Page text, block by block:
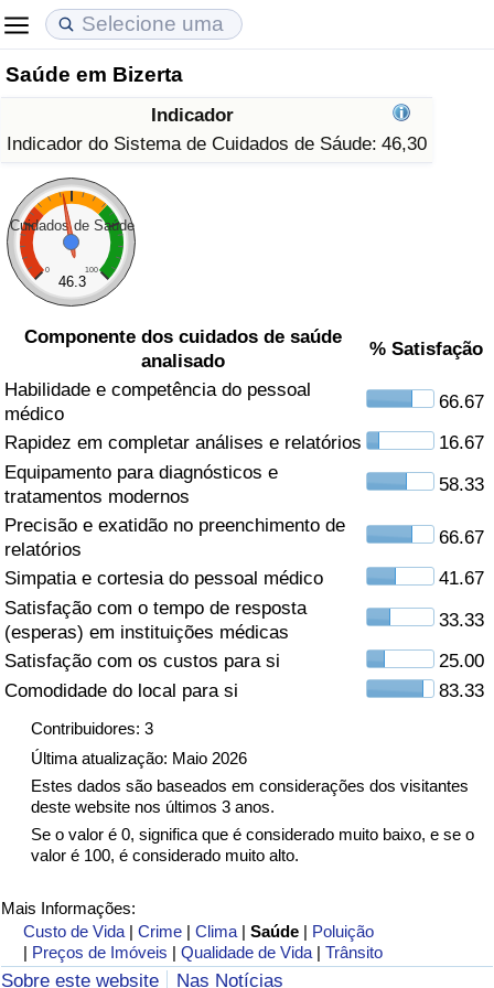
Saúde em Bizerta
Indicador
Indicador do Sistema de Cuidados de Sáude: 46,30
Cuidados de Saúde
0 100
46.3
Componente dos cuidados de saúde
analisado
% Satisfação
Habilidade e competência do pessoal
médico
66.67
Rapidez em completar análises e relatórios
16.67
Equipamento para diagnósticos e
tratamentos modernos
58.33
Precisão e exatidão no preenchimento de
relatórios
66.67
Simpatia e cortesia do pessoal médico
41.67
Satisfação com o tempo de resposta
(esperas) em instituições médicas
33.33
Satisfação com os custos para si
25.00
Comodidade do local para si
83.33
Contribuidores: 3
Última atualização: Maio 2026
Estes dados são baseados em considerações dos visitantes
deste website nos últimos 3 anos.
Se o valor é 0, significa que é considerado muito baixo, e se o
valor é 100, é considerado muito alto.
Mais Informações:
Custo de Vida |Crime |Clima |Saúde | Poluição
| Preços de Imóveis |Qualidade de Vida |Trânsito
Sobre este website Nas Notícias
Custo de Vida
Indicador de Custo de Vida (Atual)
Indicador de Custo de Vida
Indicador de Custo de Vida Por País
em Aqaba
Preços de Imóveis
Indicador de Preços de Imóveis (Atual)
Indicador de Preços de Imóveis
Indicador de Preços de Imóveis por País
Qualidade de Vida
Indicador de Qualidade de Vida
Indicador de Qualidade de Vida (Atual)
Índice de qualidade de vida por país
Crime
Taxa do Indicador de Crime (Atual)
Indicador de Crime
Índice de criminalidade por país
Saúde
Indicador de Saúde (Atual)
Indicador de Saúde
Indicador de Saúde por País
Poluição
Indicador de Poluição (Atual)
Índice de poluição
Indicador de Poluição por País
Trânsito